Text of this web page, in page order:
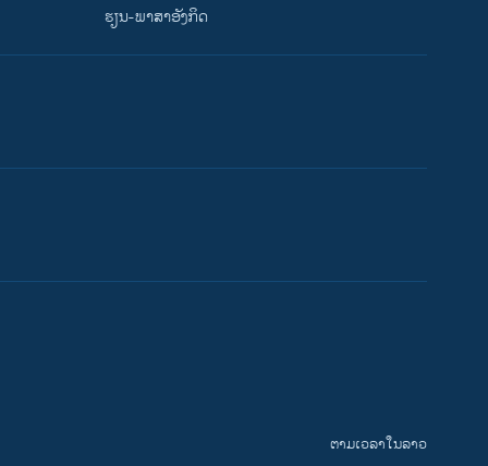
ຮຽນ-ພາສາອັງກິດ
ຕາມເວລາໃນລາວ